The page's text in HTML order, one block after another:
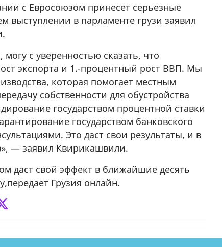
с Евросоюзом принесет серьезные
выступлении в парламенте грузи заявил
с уверенностью сказать, что
экспорта и 1.-процентный рост ВВП. Мы
которая помогает местным
собственности для обустройства
государством процентной ставки
государством банковского
Это даст свои результаты, и в
— заявил Квирикашвили.
даст свой эффект в ближайшие десять
Грузия онлайн.